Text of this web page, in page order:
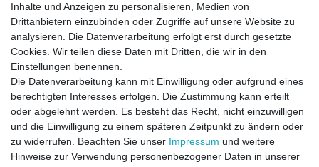
Direktkontakt per Telefon unter 04331 / 4928-910
Inhalte und Anzeigen zu personalisieren, Medien von
Drittanbietern einzubinden oder Zugriffe auf unsere Website zu
analysieren. Die Datenverarbeitung erfolgt erst durch gesetzte
Cookies. Wir teilen diese Daten mit Dritten, die wir in den
Einstellungen benennen.
Die Datenverarbeitung kann mit Einwilligung oder aufgrund eines
berechtigten Interesses erfolgen. Die Zustimmung kann erteilt
oder abgelehnt werden. Es besteht das Recht, nicht einzuwilligen
und die Einwilligung zu einem späteren Zeitpunkt zu ändern oder
zu widerrufen. Beachten Sie unser Impressum und weitere
Hinweise zur Verwendung personenbezogener Daten in unserer